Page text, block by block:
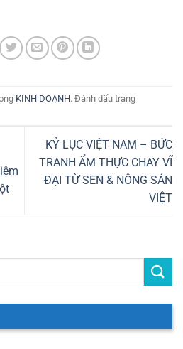
KINH DOANH. Đánh dấu trang
KỶ LỤC VIỆT NAM – BỨC
TRANH ẨM THỰC CHAY VĨ
ĐẠI TỪ SEN & NÔNG SẢN
VIỆT